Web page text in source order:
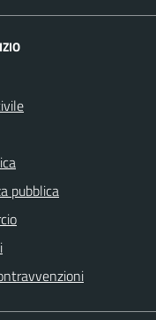
pubblica